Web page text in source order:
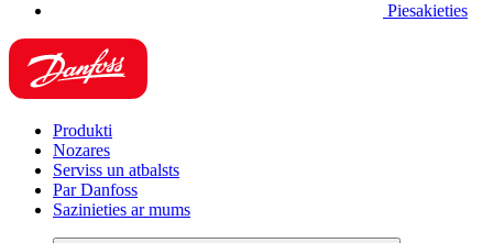
Piesakieties
Produkti
Nozares
Serviss un atbalsts
Par Danfoss
Sazinieties ar mums